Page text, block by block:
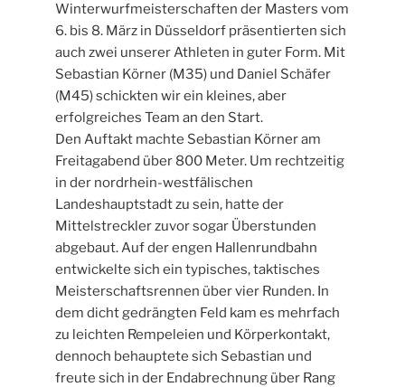
Winterwurfmeisterschaften der Masters vom
6. bis 8. März in Düsseldorf präsentierten sich
auch zwei unserer Athleten in guter Form. Mit
Sebastian Körner (M35) und Daniel Schäfer
(M45) schickten wir ein kleines, aber
erfolgreiches Team an den Start.
Den Auftakt machte Sebastian Körner am
Freitagabend über 800 Meter. Um rechtzeitig
in der nordrhein-westfälischen
Landeshauptstadt zu sein, hatte der
Mittelstreckler zuvor sogar Überstunden
abgebaut. Auf der engen Hallenrundbahn
entwickelte sich ein typisches, taktisches
Meisterschaftsrennen über vier Runden. In
dem dicht gedrängten Feld kam es mehrfach
zu leichten Rempeleien und Körperkontakt,
dennoch behauptete sich Sebastian und
freute sich in der Endabrechnung über Rang